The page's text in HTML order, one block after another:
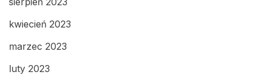
kwiecień 2023
marzec 2023
luty 2023